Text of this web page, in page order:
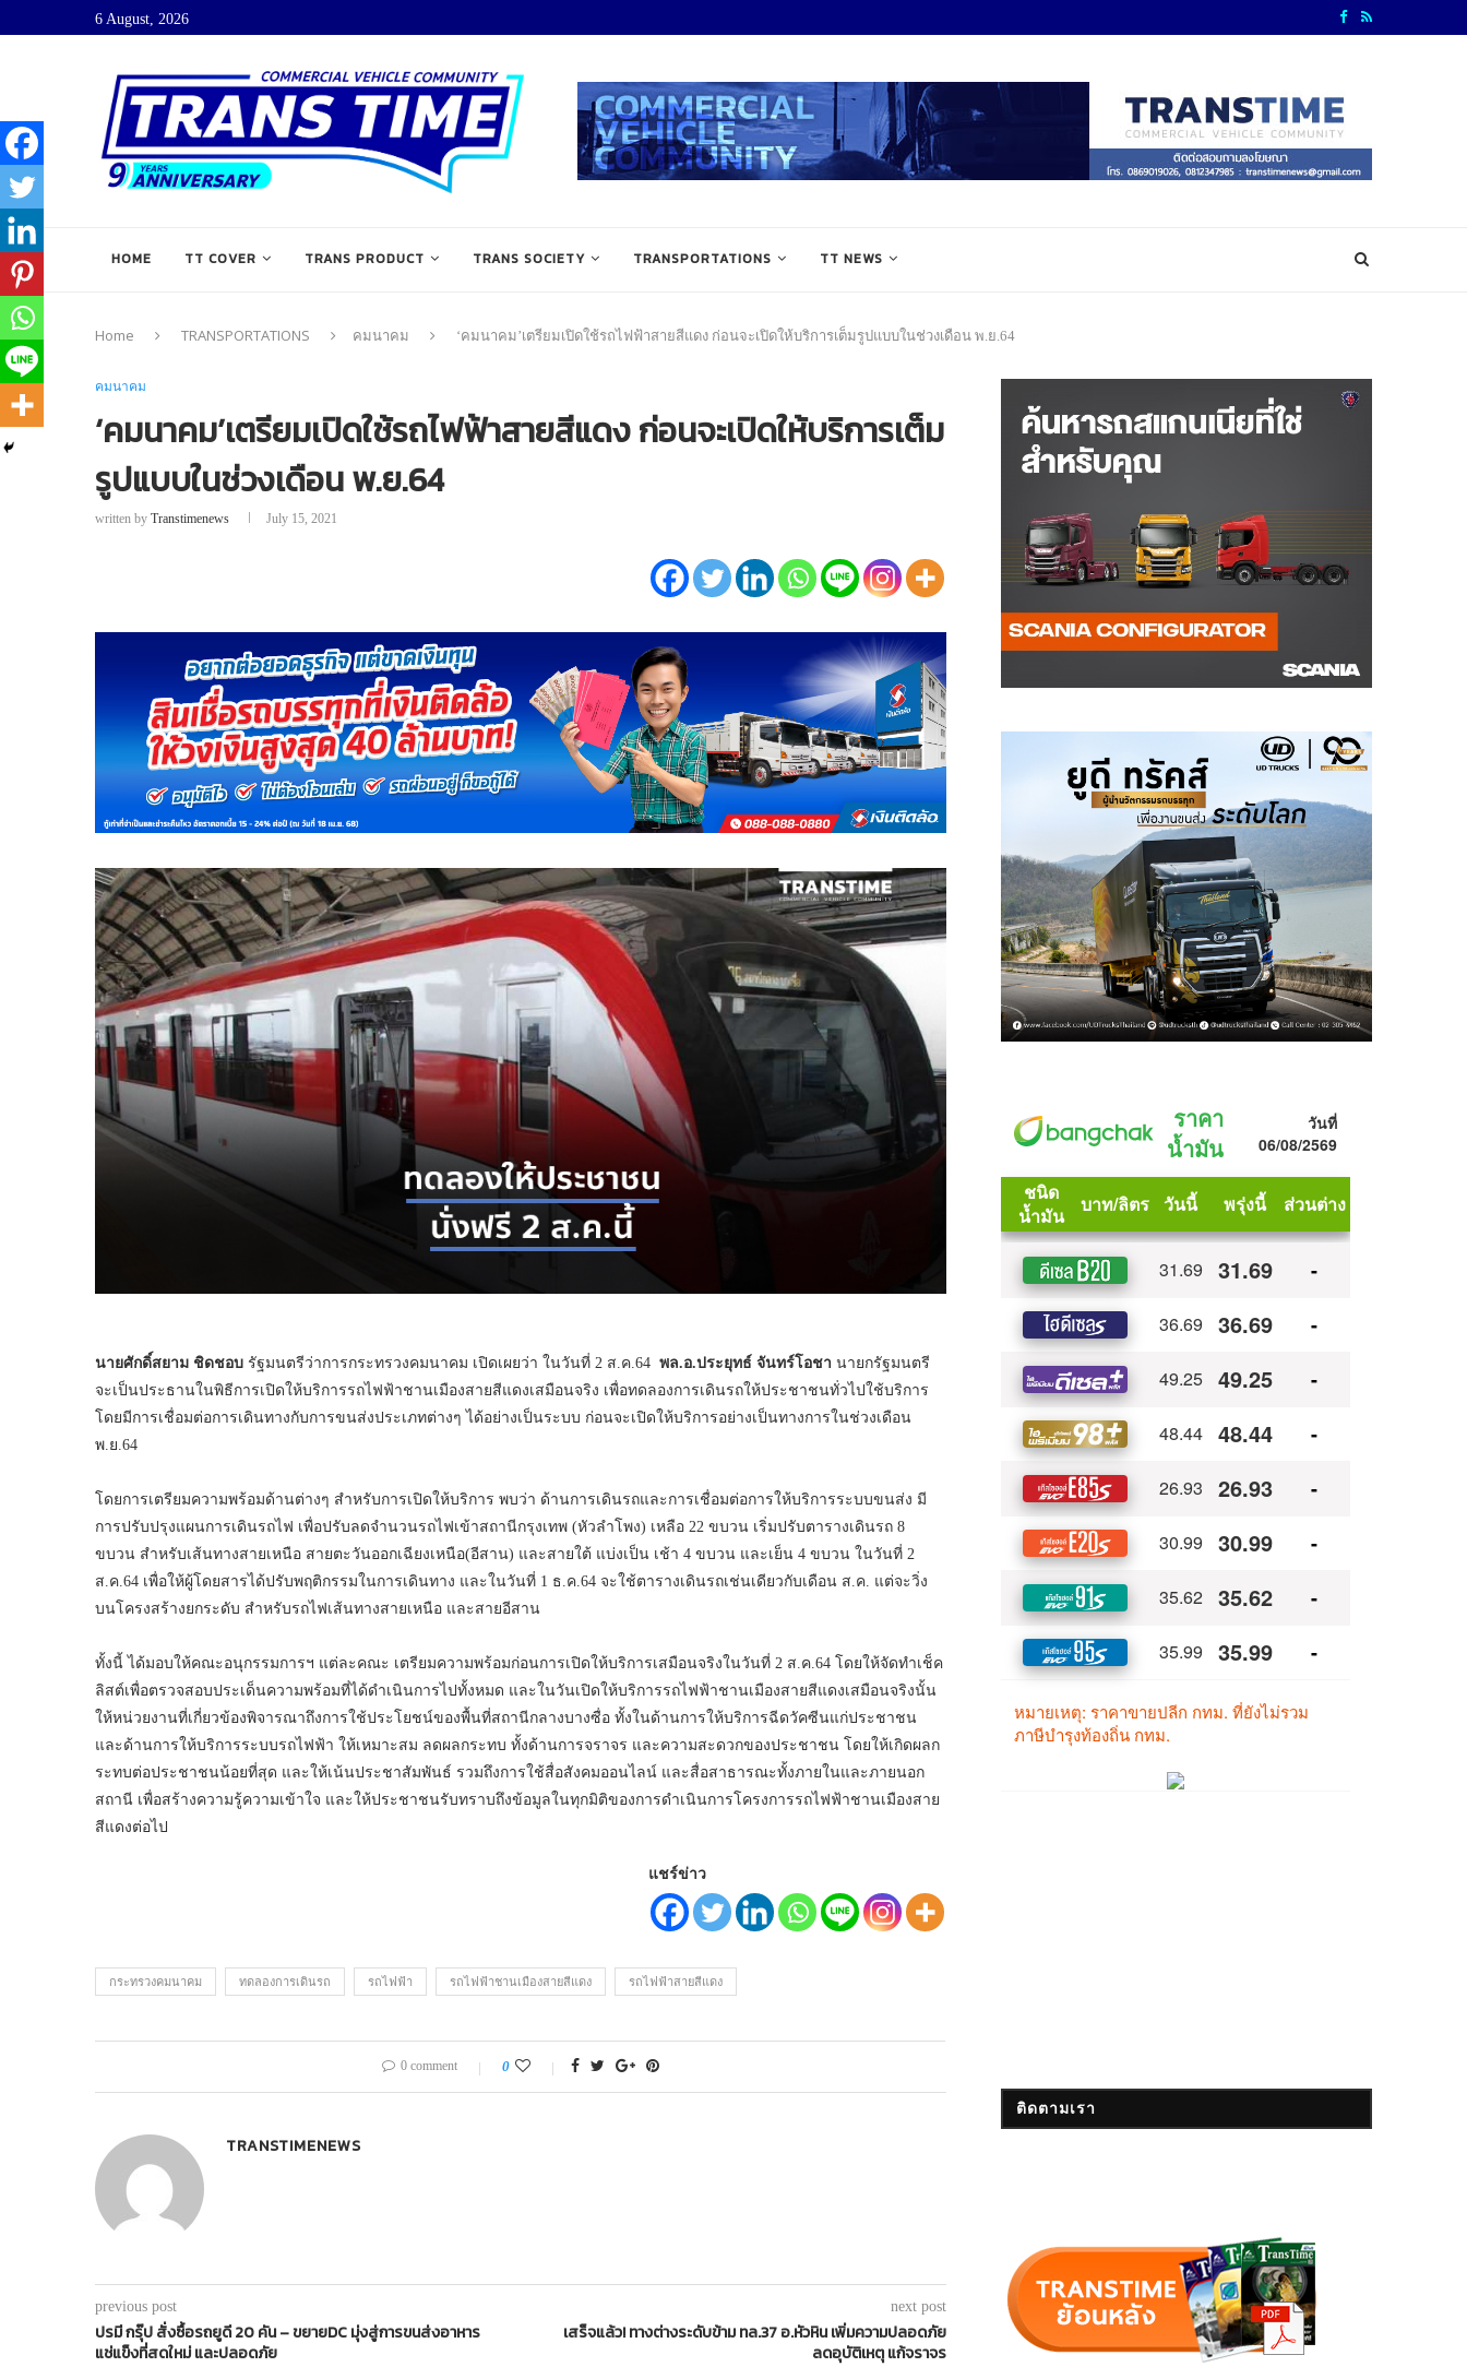
6 August, 2026
HOME TT COVER TRANS PRODUCT TRANS SOCIETY TRANSPORTATIONS TT NEWS
Home TRANSPORTATIONS คมนาคม ‘คมนาคม’เตรียมเปิดใช้รถไฟฟ้าสายสีแดง ก่อนจะเปิดให้บริการเต็มรูปแบบในช่วงเดือน พ.ย.64
คมนาคม
‘คมนาคม’เตรียมเปิดใช้รถไฟฟ้าสายสีแดง ก่อนจะเปิดให้บริการเต็ม
รูปแบบในช่วงเดือน พ.ย.64
written by Transtimenews July 15, 2021
นายศักดิ์สยาม ชิดชอบ รัฐมนตรีว่าการกระทรวงคมนาคม เปิดเผยว่า ในวันที่ 2 ส.ค.64 พล.อ.ประยุทธ์ จันทร์โอชา นายกรัฐมนตรี
จะเป็นประธานในพิธีการเปิดให้บริการรถไฟฟ้าชานเมืองสายสีแดงเสมือนจริง เพื่อทดลองการเดินรถให้ประชาชนทั่วไปใช้บริการ
โดยมีการเชื่อมต่อการเดินทางกับการขนส่งประเภทต่างๆ ได้อย่างเป็นระบบ ก่อนจะเปิดให้บริการอย่างเป็นทางการในช่วงเดือน
พ.ย.64
โดยการเตรียมความพร้อมด้านต่างๆ สำหรับการเปิดให้บริการ พบว่า ด้านการเดินรถและการเชื่อมต่อการให้บริการระบบขนส่ง มี
การปรับปรุงแผนการเดินรถไฟ เพื่อปรับลดจำนวนรถไฟเข้าสถานีกรุงเทพ (หัวลำโพง) เหลือ 22 ขบวน เริ่มปรับตารางเดินรถ 8
ขบวน สำหรับเส้นทางสายเหนือ สายตะวันออกเฉียงเหนือ(อีสาน) และสายใต้ แบ่งเป็น เช้า 4 ขบวน และเย็น 4 ขบวน ในวันที่ 2
ส.ค.64 เพื่อให้ผู้โดยสารได้ปรับพฤติกรรมในการเดินทาง และในวันที่ 1 ธ.ค.64 จะใช้ตารางเดินรถเช่นเดียวกับเดือน ส.ค. แต่จะวิ่ง
บนโครงสร้างยกระดับ สำหรับรถไฟเส้นทางสายเหนือ และสายอีสาน
ทั้งนี้ ได้มอบให้คณะอนุกรรมการฯ แต่ละคณะ เตรียมความพร้อมก่อนการเปิดให้บริการเสมือนจริงในวันที่ 2 ส.ค.64 โดยให้จัดทำเช็ค
ลิสต์เพื่อตรวจสอบประเด็นความพร้อมที่ได้ดำเนินการไปทั้งหมด และในวันเปิดให้บริการรถไฟฟ้าชานเมืองสายสีแดงเสมือนจริงนั้น
ให้หน่วยงานที่เกี่ยวข้องพิจารณาถึงการใช้ประโยชน์ของพื้นที่สถานีกลางบางซื่อ ทั้งในด้านการให้บริการฉีดวัคซีนแก่ประชาชน
และด้านการให้บริการระบบรถไฟฟ้า ให้เหมาะสม ลดผลกระทบ ทั้งด้านการจราจร และความสะดวกของประชาชน โดยให้เกิดผลก
ระทบต่อประชาชนน้อยที่สุด และให้เน้นประชาสัมพันธ์ รวมถึงการใช้สื่อสังคมออนไลน์ และสื่อสาธารณะทั้งภายในและภายนอก
สถานี เพื่อสร้างความรู้ความเข้าใจ และให้ประชาชนรับทราบถึงข้อมูลในทุกมิติของการดำเนินการโครงการรถไฟฟ้าชานเมืองสาย
สีแดงต่อไป
แชร์ข่าว
กระทรวงคมนาคม ทดลองการเดินรถ รถไฟฟ้า รถไฟฟ้าชานเมืองสายสีแดง รถไฟฟ้าสายสีแดง
0 comment 0
TRANSTIMENEWS
previous post
ปรมี กรุ๊ป สั่งซื้อรถยูดี 20 คัน – ขยายDC มุ่งสู่การขนส่งอาหาร
แช่แข็งที่สดใหม่ และปลอดภัย
next post
เสร็จแล้ว! ทางต่างระดับข้าม ทล.37 อ.หัวหิน เพิ่มความปลอดภัย
ลดอุบัติเหตุ แก้จราจร
ติดตามเรา